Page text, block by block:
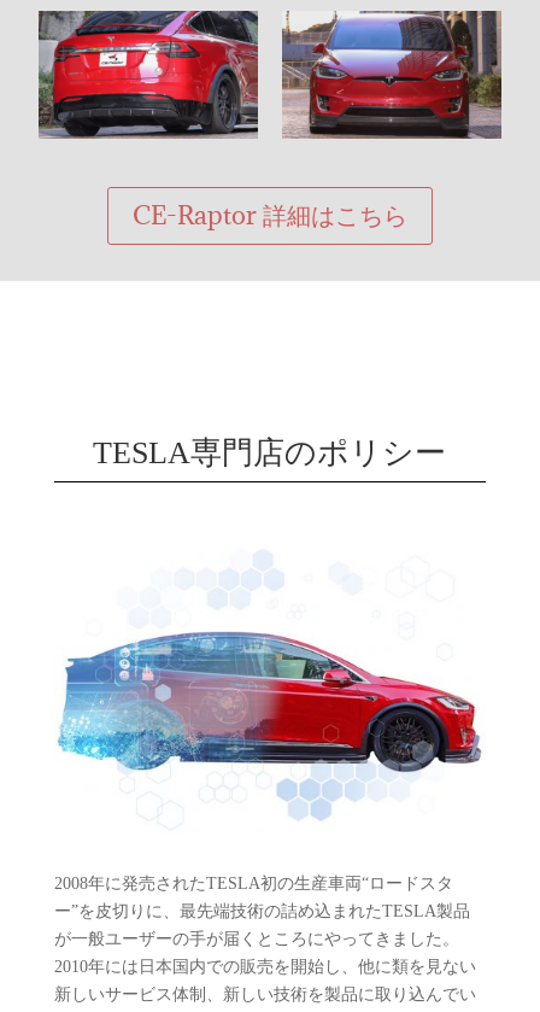
CE-Raptor 詳細はこちら
TESLA専門店のポリシー
2008年に発売されたTESLA初の生産車両“ロードスタ
ー”を皮切りに、最先端技術の詰め込まれたTESLA製品
が一般ユーザーの手が届くところにやってきました。
2010年には日本国内での販売を開始し、他に類を見ない
新しいサービス体制、新しい技術を製品に取り込んでい